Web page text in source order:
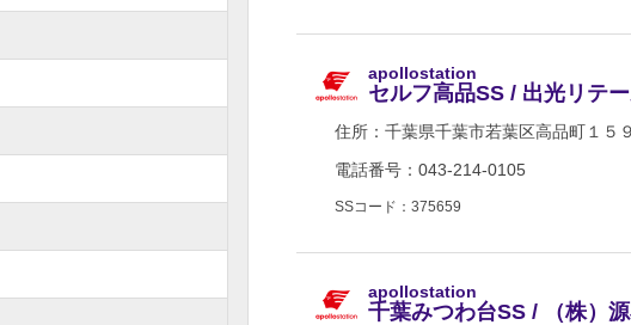
apollostation
セルフ高品SS / 出光リテ
住所： 千葉県千葉市若葉区高品町１５
電話番号：043-214-0105
SSコード：375659
apollostation
千葉みつわ台SS / （株）